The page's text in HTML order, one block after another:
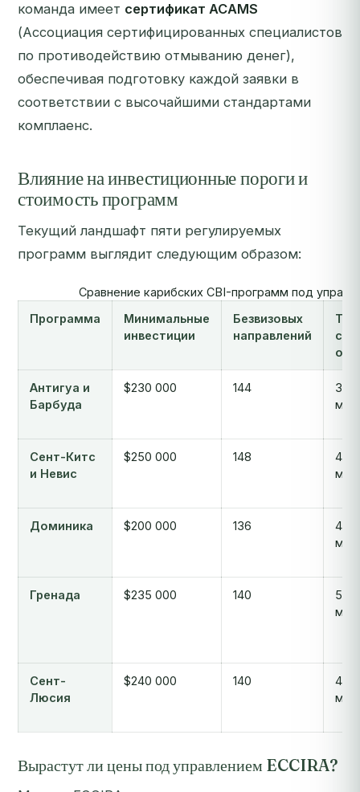
команда имеет сертификат ACAMS
(Ассоциация сертифицированных специалистов
по противодействию отмыванию денег),
обеспечивая подготовку каждой заявки в
соответствии с высочайшими стандартами
комплаенс.
Влияние на инвестиционные пороги и
стоимость программ
Текущий ландшафт пяти регулируемых
программ выглядит следующим образом:
Сравнение карибских CBI-программ под
Программа
Минимальные
инвестиции
Безвизовых
направлений
Антигуа и
Барбуда
$230 000 144
3-6
Сент-Китс
и Невис
$250 000 148
4-6
Доминика $200 000 136
4-6
Гренада $235 000 140
5-7
Сент-
Люсия
$240 000 140
4-10
Вырастут ли цены под управлением ECCIRA?